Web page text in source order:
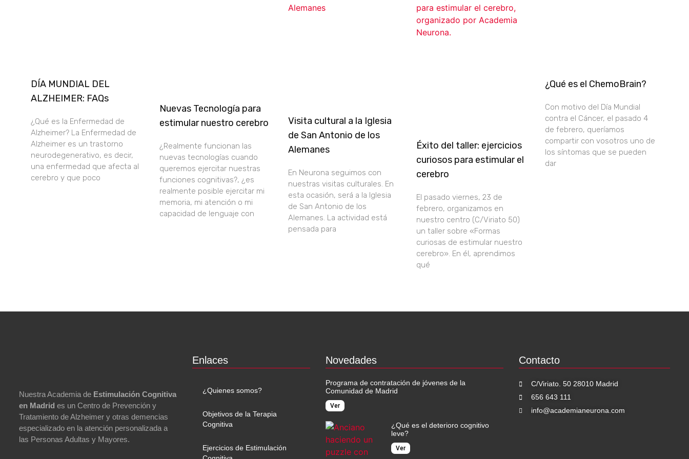
DÍA MUNDIAL DEL
ALZHEIMER: FAQs
¿Qué es la Enfermedad de
Alzheimer? La Enfermedad de
Alzheimer es un trastorno
neurodegenerativo, es decir,
una enfermedad que afecta al
cerebro y que poco
Nuevas Tecnología para
estimular nuestro cerebro
¿Realmente funcionan las
nuevas tecnologías cuando
queremos ejercitar nuestras
funciones cognitivas?, ¿es
realmente posible ejercitar mi
memoria, mi atención o mi
capacidad de lenguaje con
Visita cultural a la Iglesia
de San Antonio de los
Alemanes
En Neurona seguimos con
nuestras visitas culturales. En
esta ocasión, será a la Iglesia
de San Antonio de los
Alemanes. La actividad está
pensada para
Éxito del taller: ejercicios
curiosos para estimular el
cerebro
El pasado viernes, 23 de
febrero, organizamos en
nuestro centro (C/Viriato 50)
un taller sobre «Formas
curiosas de estimular nuestro
cerebro». En él, aprendimos
qué
¿Qué es el ChemoBrain?
Con motivo del Día Mundial
contra el Cáncer, el pasado 4
de febrero, queríamos
compartir con vosotros uno de
los síntomas que se pueden
dar
Nuestra Academia de Estimulación Cognitiva
en Madrid es un Centro de Prevención y
Tratamiento de Alzheimer y otras demencias
especializado en la atención personalizada a
las Personas Adultas y Mayores.
Enlaces
¿Quienes somos?
Objetivos de la Terapia
Cognitiva
Ejercicios de Estimulación
Novedades
Programa de contratación de jóvenes de la
Comunidad de Madrid
Ver
¿Qué es el deterioro cognitivo
leve?
Ver
Contacto
C/Viriato. 50 28010 Madrid
656 643 111
info@academianeurona.com